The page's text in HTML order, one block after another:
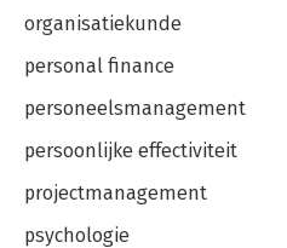
organisatiekunde
personal finance
personeelsmanagement
persoonlijke effectiviteit
projectmanagement
psychologie